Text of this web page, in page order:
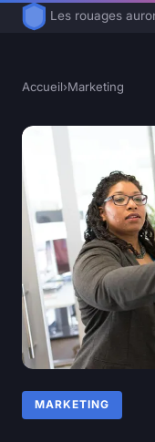
Les rouages
Accueil›Marketing
MARKETING